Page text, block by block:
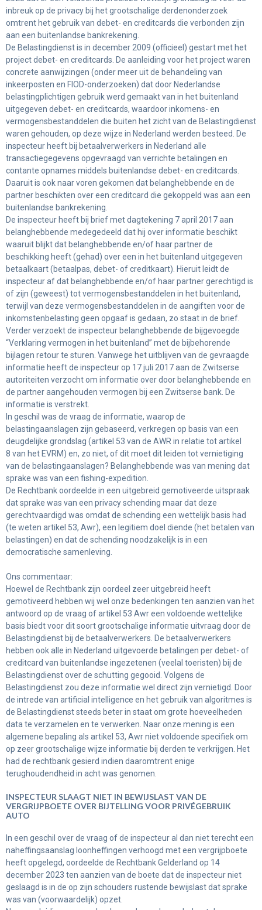
inbreuk op de privacy bij het grootschalige derdenonderzoek
omtrent het gebruik van debet- en creditcards die verbonden zijn
aan een buitenlandse bankrekening.
De Belastingdienst is in december 2009 (officieel) gestart met het
project debet- en creditcards. De aanleiding voor het project waren
concrete aanwijzingen (onder meer uit de behandeling van
inkeerposten en FIOD-onderzoeken) dat door Nederlandse
belastingplichtigen gebruik werd gemaakt van in het buitenland
uitgegeven debet- en creditcards, waardoor inkomens- en
vermogensbestanddelen die buiten het zicht van de Belastingdienst
waren gehouden, op deze wijze in Nederland werden besteed. De
inspecteur heeft bij betaalverwerkers in Nederland alle
transactiegegevens opgevraagd van verrichte betalingen en
contante opnames middels buitenlandse debet- en creditcards.
Daaruit is ook naar voren gekomen dat belanghebbende en de
partner beschikten over een creditcard die gekoppeld was aan een
buitenlandse bankrekening.
De inspecteur heeft bij brief met dagtekening 7 april 2017 aan
belanghebbende medegedeeld dat hij over informatie beschikt
waaruit blijkt dat belanghebbende en/of haar partner de
beschikking heeft (gehad) over een in het buitenland uitgegeven
betaalkaart (betaalpas, debet- of creditkaart). Hieruit leidt de
inspecteur af dat belanghebbende en/of haar partner gerechtigd is
of zijn (geweest) tot vermogensbestanddelen in het buitenland,
terwijl van deze vermogensbestanddelen in de aangiften voor de
inkomstenbelasting geen opgaaf is gedaan, zo staat in de brief.
Verder verzoekt de inspecteur belanghebbende de bijgevoegde
“Verklaring vermogen in het buitenland” met de bijbehorende
bijlagen retour te sturen. Vanwege het uitblijven van de gevraagde
informatie heeft de inspecteur op 17 juli 2017 aan de Zwitserse
autoriteiten verzocht om informatie over door belanghebbende en
de partner aangehouden vermogen bij een Zwitserse bank. De
informatie is verstrekt.
In geschil was de vraag de informatie, waarop de
belastingaanslagen zijn gebaseerd, verkregen op basis van een
deugdelijke grondslag (artikel 53 van de AWR in relatie tot artikel
8 van het EVRM) en, zo niet, of dit moet dit leiden tot vernietiging
van de belastingaanslagen? Belanghebbende was van mening dat
sprake was van een fishing-expedition.
De Rechtbank oordeelde in een uitgebreid gemotiveerde uitspraak
dat sprake was van een privacy schending maar dat deze
gerechtvaardigd was omdat de schending een wettelijk basis had
(te weten artikel 53, Awr), een legitiem doel diende (het betalen van
belastingen) en dat de schending noodzakelijk is in een
democratische samenleving.
Ons commentaar:
Hoewel de Rechtbank zijn oordeel zeer uitgebreid heeft
gemotiveerd hebben wij wel onze bedenkingen ten aanzien van het
antwoord op de vraag of artikel 53 Awr een voldoende wettelijke
basis biedt voor dit soort grootschalige informatie uitvraag door de
Belastingdienst bij de betaalverwerkers. De betaalverwerkers
hebben ook alle in Nederland uitgevoerde betalingen per debet- of
creditcard van buitenlandse ingezetenen (veelal toeristen) bij de
Belastingdienst over de schutting gegooid. Volgens de
Belastingdienst zou deze informatie wel direct zijn vernietigd. Door
de intrede van artificial intelligence en het gebruik van algoritmes is
de Belastingdienst steeds beter in staat om grote hoeveelheden
data te verzamelen en te verwerken. Naar onze mening is een
algemene bepaling als artikel 53, Awr niet voldoende specifiek om
op zeer grootschalige wijze informatie bij derden te verkrijgen. Het
had de rechtbank gesierd indien daaromtrent enige
terughoudendheid in acht was genomen.
INSPECTEUR SLAAGT NIET IN BEWIJSLAST VAN DE
VERGRIJPBOETE OVER BIJTELLING VOOR PRIVÉGEBRUIK
AUTO
In een geschil over de vraag of de inspecteur al dan niet terecht een
naheffingsaanslag loonheffingen verhoogd met een vergrijpboete
heeft opgelegd, oordeelde de Rechtbank Gelderland op 14
december 2023 ten aanzien van de boete dat de inspecteur niet
geslaagd is in de op zijn schouders rustende bewijslast dat sprake
was van (voorwaardelijk) opzet.